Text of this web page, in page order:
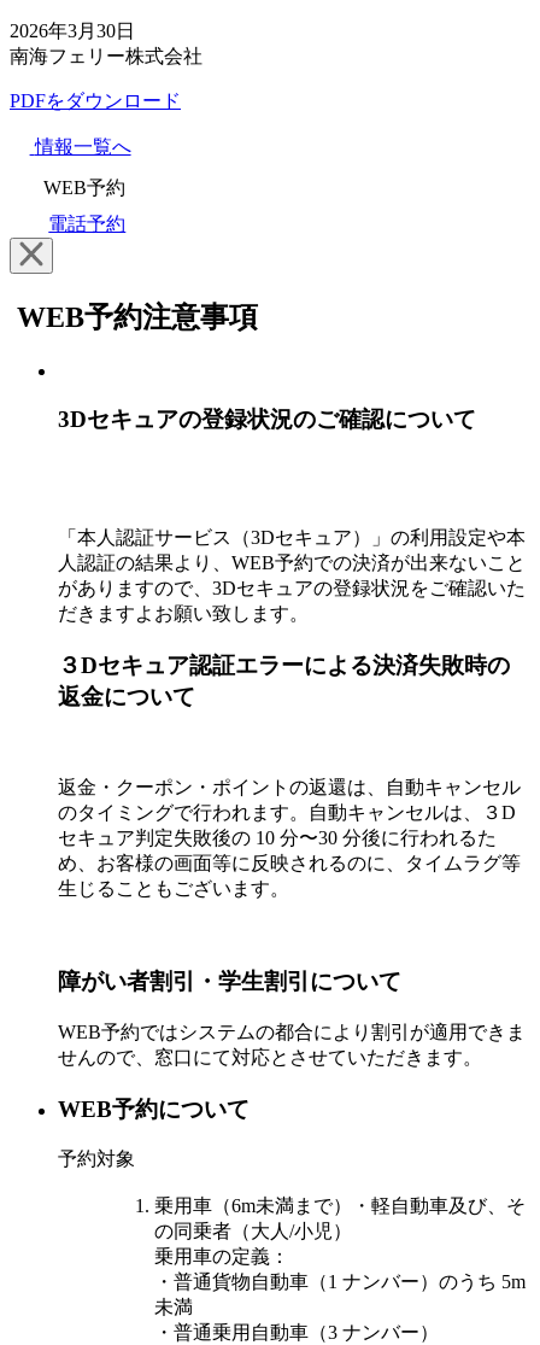
2026年3月30日
南海フェリー株式会社
PDFをダウンロード
情報一覧へ
WEB予約
電話予約
WEB予約注意事項
3Dセキュアの登録状況のご確認について
「本人認証サービス（3Dセキュア）」の利用設定や本
人認証の結果より、WEB予約での決済が出来ないこと
がありますので、3Dセキュアの登録状況をご確認いた
だきますよお願い致します。
３Dセキュア認証エラーによる決済失敗時の
返金について
返金・クーポン・ポイントの返還は、自動キャンセル
のタイミングで行われます。自動キャンセルは、３D
セキュア判定失敗後の 10 分〜30 分後に行われるた
め、お客様の画面等に反映されるのに、タイムラグ等
生じることもございます。
障がい者割引・学生割引について
WEB予約ではシステムの都合により割引が適用できま
せんので、窓口にて対応とさせていただきます。
WEB予約について
予約対象
乗用車（6m未満まで）・軽自動車及び、そ
の同乗者（大人/小児）
乗用車の定義：
・普通貨物自動車（1 ナンバー）のうち 5m
未満
・普通乗用自動車（3 ナンバー）